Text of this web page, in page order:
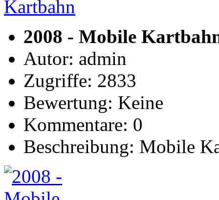
2008 - Mobile
Autor: admin
Zugriffe: 2833
Bewertung: Keine
Kommentare: 0
Beschreibung: Mobile